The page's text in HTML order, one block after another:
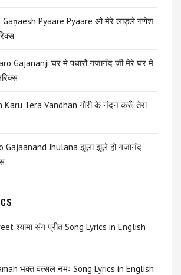
Gaṇaesh Pyaare Pyaare ओ मेरे लाड़ले गणेश
Gajananji घर मे पधारौ गजानँद जी मेरे घर मे
Karu Tera Vandhan गौरी के नंदन करूँ तेरा
Gajaanand Jhulana झूला झूले हो गजानंद
श्यामा संग प्रीत Song Lyrics in English
भक्त वत्सल नमः Song Lyrics in English